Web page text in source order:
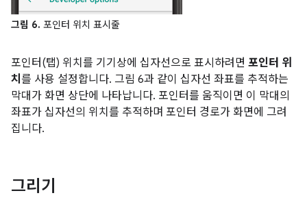
그림 6. 포인터 위치 표시줄
포인터(탭) 위치를 기기상에 십자선으로 표시하려면 포인터 위
치 를 사용 설정합니다. 그림 6과 같이 십자선 좌표를 추적하는
막대가 화면 상단에 나타납니다. 포인터를 움직이면 이 막대의
좌표가 십자선의 위치를 추적하며 포인터 경로가 화면에 그려
집니다.
그리기